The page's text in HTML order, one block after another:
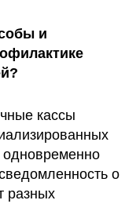
и
кассы
одновременно
о
разных